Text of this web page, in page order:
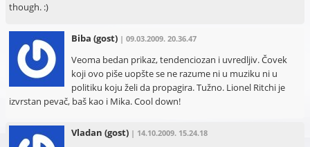
though. :)
Biba (gost) | 09.03.2009. 20.36.47
Veoma bedan prikaz, tendenciozan i uvredljiv. Čovek
koji ovo piše uopšte se ne razume ni u muziku ni u
politiku koju želi da propagira. Tužno. Lionel Ritchi je
izvrstan pevač, baš kao i Mika. Cool down!
Vladan (gost) | 14.10.2009. 15.24.18